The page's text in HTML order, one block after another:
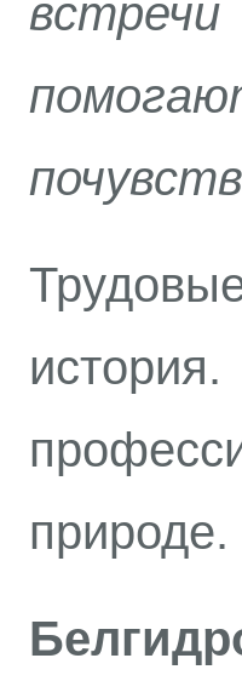
природе.